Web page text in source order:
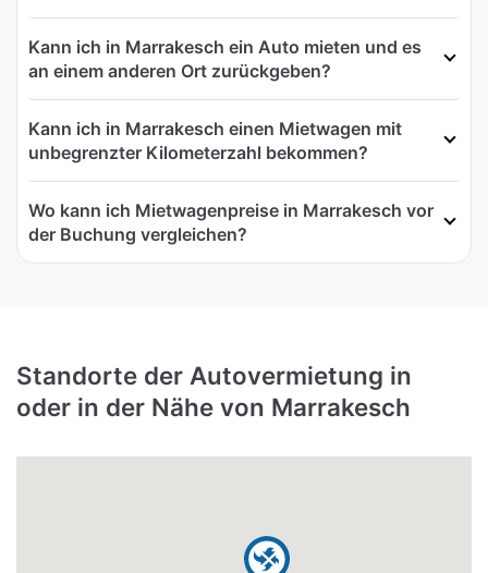
Kann ich in Marrakesch ein Auto mieten und es
an einem anderen Ort zurückgeben?
Kann ich in Marrakesch einen Mietwagen mit
unbegrenzter Kilometerzahl bekommen?
Wo kann ich Mietwagenpreise in Marrakesch vor
der Buchung vergleichen?
Standorte der Autovermietung in
oder in der Nähe von Marrakesch